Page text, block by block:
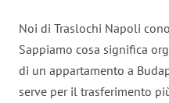
Noi di Traslochi Napoli
Sappiamo cosa significa
di un appartamento a
serve per il trasferimento